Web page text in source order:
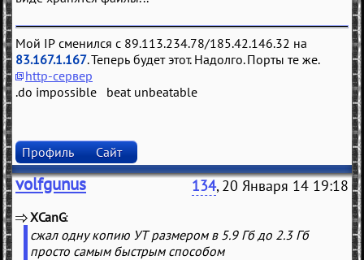
Мой IP сменился с 89.113.234.78/185.42.146.32 на
83.167.1.167. Теперь будет этот. Надолго. Порты те же.
http-сервер
.do impossible beat unbeatable
Профиль Сайт
volfgunus 134, 20 Января 14 19:18
XCanG
сжал одну копию УТ размером в 5.9 Гб до 2.3 Гб
просто самым быстрым способом